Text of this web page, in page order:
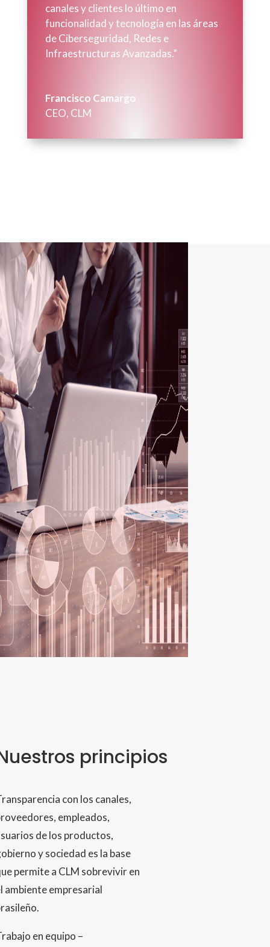
canales y clientes lo último en
funcionalidad y tecnología en las áreas
de Ciberseguridad, Redes e
Infraestructuras Avanzadas.”
Francisco Camargo
CEO, CLM
principios
con los canales,
empleados,
de los productos,
y sociedad es la base
permite a CLM sobrevivir en
ambiente empresarial
en equipo –